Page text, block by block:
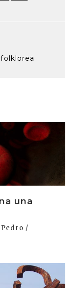
una
Pedro /